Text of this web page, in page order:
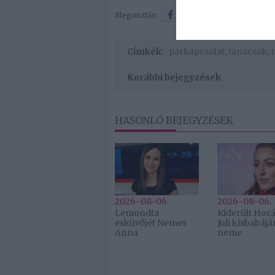
Megosztás:
Címkék: párkapcsolat tanácsok
Korábbi bejegyzések
HASONLÓ BEJEGYZÉSEK
2026-08-06.
Lemondta
esküvőjét Nemes
Anna
2026-08-06.
Kiderült
Juli
neme